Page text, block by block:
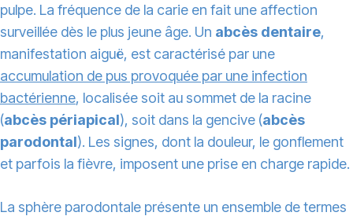
pulpe. La fréquence de la carie en fait une affection
surveillée dès le plus jeune âge. Un abcès dentaire,
manifestation aiguë, est caractérisé par une
accumulation de pus provoquée par une infection
bactérienne, localisée soit au sommet de la racine
(abcès périapical), soit dans la gencive (abcès
parodontal). Les signes, dont la douleur, le gonflement
et parfois la fièvre, imposent une prise en charge rapide.
La sphère parodontale présente un ensemble de termes